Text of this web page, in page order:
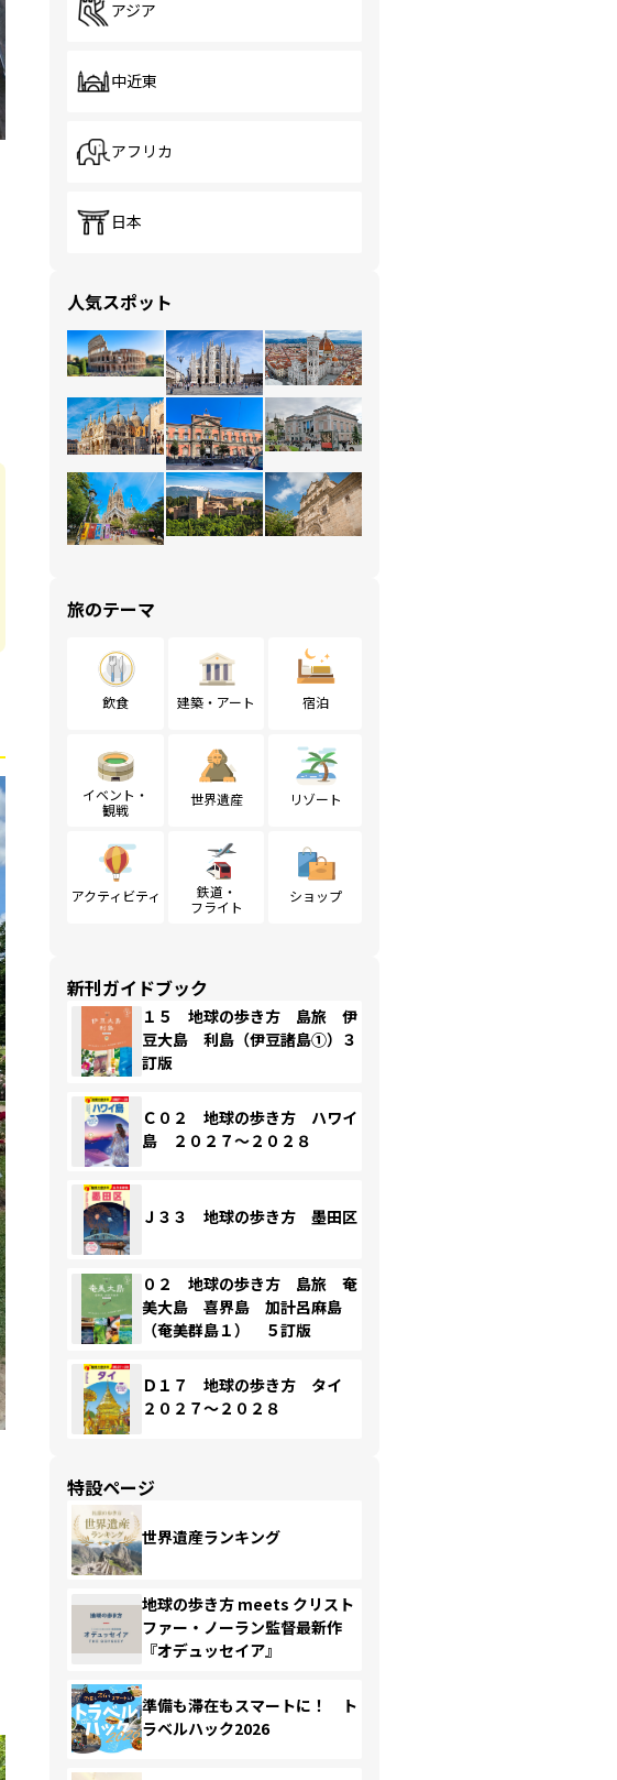
アジア
中近東
アフリカ
日本
人気スポット
旅のテーマ
飲食 建築・アート 宿泊
イベント・
観戦
世界遺産 リゾート
アクティビティ
鉄道・
フライト
ショップ
新刊ガイドブック
１５ 地球の歩き方 島旅 伊
豆大島 利島（伊豆諸島①）３
訂版
Ｃ０２ 地球の歩き方 ハワイ
島 ２０２７～２０２８
Ｊ３３ 地球の歩き方 墨田区
０２ 地球の歩き方 島旅 奄
美大島 喜界島 加計呂麻島
（奄美群島１） ５訂版
Ｄ１７ 地球の歩き方 タイ
２０２７～２０２８
特設ページ
世界遺産ランキング
地球の歩き方 meets クリスト
ファー・ノーラン監督最新作
『オデュッセイア』
準備も滞在もスマートに！ ト
ラベルハック2026